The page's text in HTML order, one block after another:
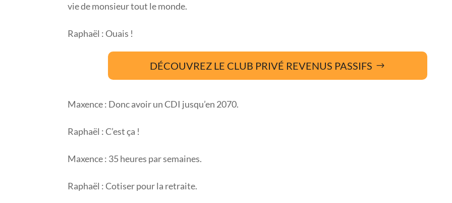
vie de monsieur tout le monde.
Raphaël : Ouais !
DÉCOUVREZ LE CLUB PRIVÉ REVENUS PASSIFS
Maxence : Donc avoir un CDI jusqu’en 2070.
Raphaël : C’est ça !
Maxence : 35 heures par semaines.
Raphaël : Cotiser pour la retraite.